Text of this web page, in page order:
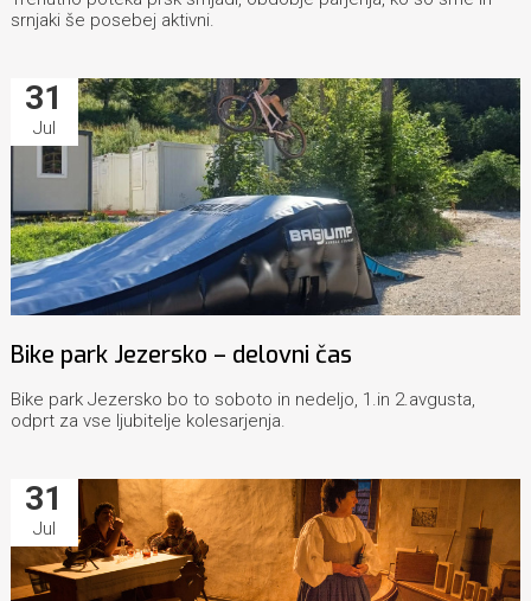
srnjaki še posebej aktivni.
31
Jul
Bike park Jezersko – delovni čas
Bike park Jezersko bo to soboto in nedeljo, 1.in 2.avgusta,
odprt za vse ljubitelje kolesarjenja.
31
Jul